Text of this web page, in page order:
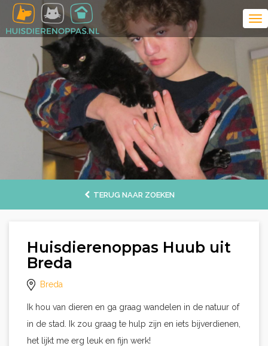
TERUG NAAR ZOEKEN
Huisdierenoppas Huub uit
Breda
Breda
Ik hou van dieren en ga graag wandelen in de natuur of
in de stad. Ik zou graag te hulp zijn en iets bijverdienen,
het lijkt me erg leuk en fijn werk!